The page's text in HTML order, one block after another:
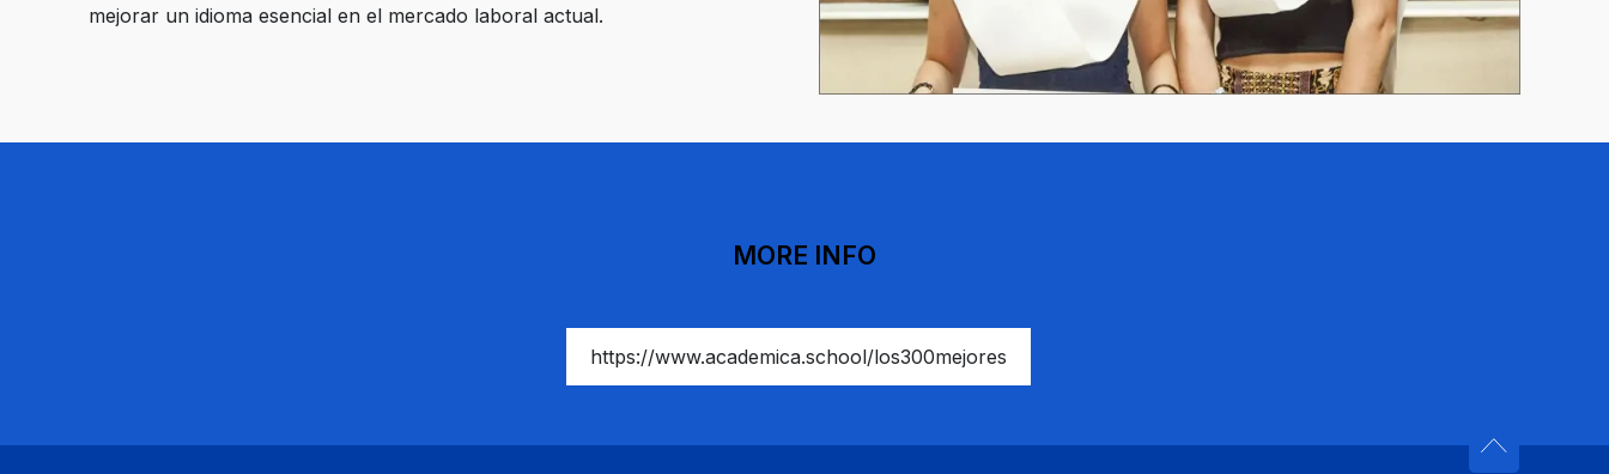
mejorar un idioma esencial en el mercado laboral actual.
MORE INFO
https://www.academica.school/los300mejores